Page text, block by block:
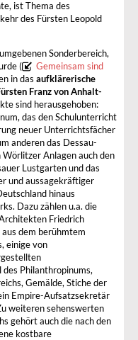
ist Thema des
des Fürsten Leopold
Sonderbereich,
(
Gemeinsam sind
in das aufklärerische
Franz von Anhalt-
sind herausgehoben:
das den Schulunterricht
neuer Unterrichtsfächer
anderen das Dessau-
Anlagen auch den
Lustgarten und das
und aussagekräftiger
hinaus
Dazu zählen u.a. die
Friedrich
dem berühmtem
einige von
Philanthropinums,
Gemälde, Stiche der
Empire-Aufsatzsekretär
weiteren sehenswerten
gehört auch die nach den
kostbare